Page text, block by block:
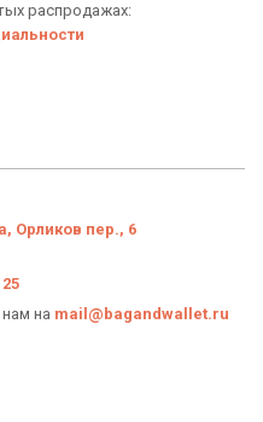
распродажах:
Орликов пер., 6
на mail@bagandwallet.ru